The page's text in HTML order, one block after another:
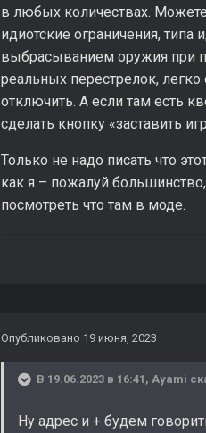
в любых количествах. Можете
идиотские ограничения,
выбрасыванием оружия при
реальных перестрелок,
отключить. А если там есть
сделать кнопку «заставить
Только не надо писать что
как я – пожалуй
посмотреть что там в моде.
Опубликовано 19 июня, 2023
В 19.06.2023 в 16:41, Ayami
Ну адрес и + будем